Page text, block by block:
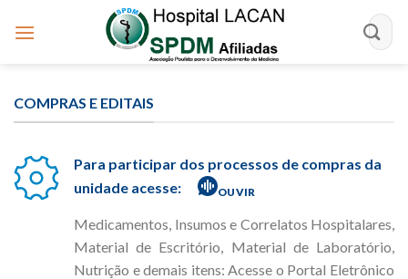
COMPRAS E EDITAIS
Para participar dos processos de compras da
unidade acesse:
OUVIR
Medicamentos, Insumos e Correlatos Hospitalares,
Material de Escritório, Material de Laboratório,
Nutrição e demais itens: Acesse o Portal Eletrônico